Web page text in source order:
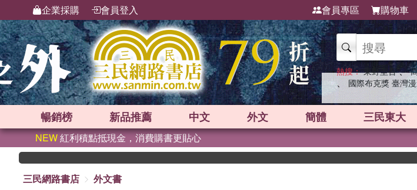
企業採購 會員登入 會員專區 購物車
熱搜： 東野圭吾 、
、 國際布克獎 臺灣
暢銷榜 新品推薦 中文 外文 簡體 三民東大
NEW紅利積點抵現金，消費購書更貼心
三民網路書店
外文書